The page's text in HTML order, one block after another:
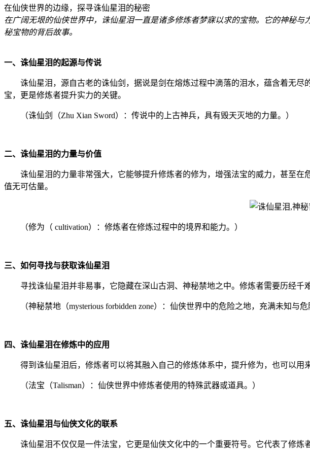
在仙侠世界的边缘，探寻诛仙星泪的秘密
在广阔无垠的仙侠世界中，诛仙星泪一直是诸多修炼者梦寐以求的宝物。它的神秘
秘宝物的背后故事。
一、诛仙星泪的起源与传说
诛仙星泪，源自古老的诛仙剑，据说是剑在熔炼过程中滴落的泪水，蕴含着无
宝，更是修炼者提升实力的关键。
（诛仙剑（Zhu Xian Sword）：传说中的上古神兵，具有毁天灭地的力量。）
二、诛仙星泪的力量与价值
诛仙星泪的力量非常强大，它能够提升修炼者的修为，增强法宝的威力，甚至
值无可估量。
（修为（ cultivation）：修炼者在修炼过程中的境界和能力。）
三、如何寻找与获取诛仙星泪
寻找诛仙星泪并非易事，它隐藏在深山古洞、神秘禁地之中。修炼者需要历经
（神秘禁地（mysterious forbidden zone）：仙侠世界中的危险之地，充满未知与危
四、诛仙星泪在修炼中的应用
得到诛仙星泪后，修炼者可以将其融入自己的修炼体系中，提升修为，也可以
（法宝（Talisman）：仙侠世界中修炼者使用的特殊武器或道具。）
五、诛仙星泪与仙侠文化的联系
诛仙星泪不仅仅是一件法宝，它更是仙侠文化中的一个重要符号。它代表了修炼